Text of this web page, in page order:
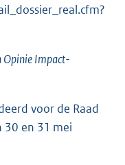
Opinie Impact-
voor de Raad
30 en 31 mei